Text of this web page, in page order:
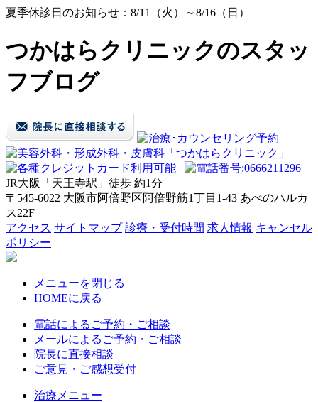
夏季休診日のお知らせ：8/11（火）～8/16（日）
つかはらクリニックのスタッ
フブログ
JR大阪「天王寺駅」徒歩 約1分
〒545-6022 大阪市阿倍野区阿倍野筋1丁目1-43 あべのハルカ
ス22F
アクセス サイトマップ 診療・受付時間 求人情報 キャンセル
ポリシー
メニューを閉じる
HOMEに戻る
電話によるご予約・ご相談
メールによるご予約・ご相談
院長に直接相談
ご意見・ご感想受付
治療メニュー